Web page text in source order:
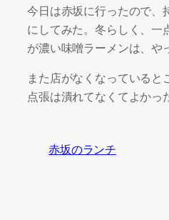
今日は赤坂に行ったので、
にしてみた。冬らしく、一
が濃い味噌ラーメンは、や
また店がなくなっていると
点張は潰れてなくてよかっ
赤坂のランチ